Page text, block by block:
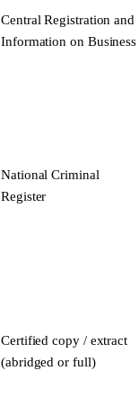
Central Registration and
Information on Business
National Criminal
Register
Certified copy / extract
(abridged or full)